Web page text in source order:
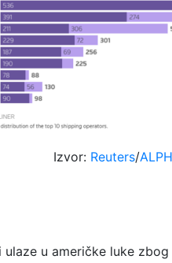
Izvor: Reuters/
u američke luke